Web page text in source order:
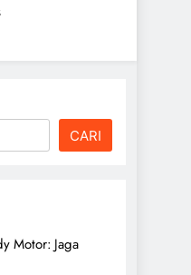
CARI
Motor: Jaga